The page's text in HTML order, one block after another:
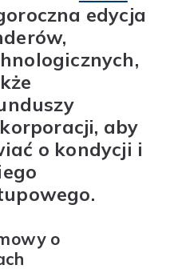
edycja
aby
o kondycji i
o